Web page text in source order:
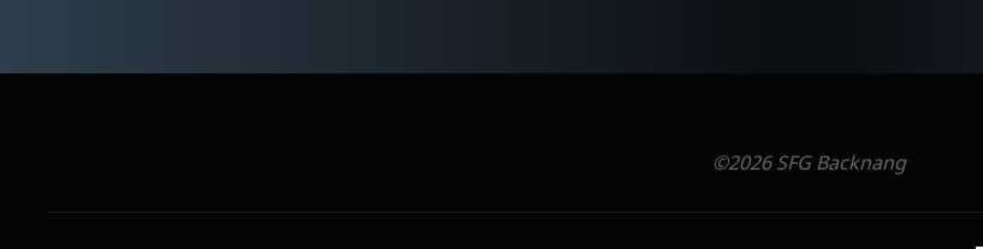
©2026 SFG Backnang